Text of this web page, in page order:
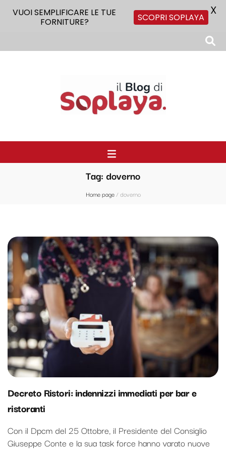
Tag: doverno
Home page/doverno
Decreto Ristori: indennizzi immediati per bar e
ristoranti
Con il Dpcm del 25 Ottobre, il Presidente del Consiglio
Giuseppe Conte e la sua task force hanno varato nuove
VUOI SEMPLIFICARE LE TUE
FORNITURE?
SCOPRI SOPLAYA X